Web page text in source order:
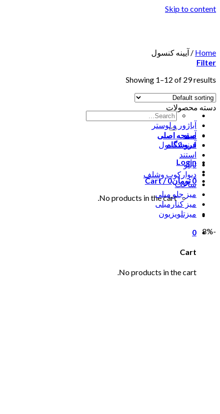
Skip to content
صفحه اصلی
فروشگاه
Login
Cart / تومان0
0
No products in the cart.
0
Cart
No products in the cart.
Home
/ آیینه کنسول
Filter
Showing 1–12 of 29 results
دسته محصولات
آباژور و لوستر
آیینه
آیینه کنسول
استند
تابلو
دیوارکوب وشلف
ساعت
میز جلو مبلی
میز کنارمبلی
میزتلویزیون
-8%